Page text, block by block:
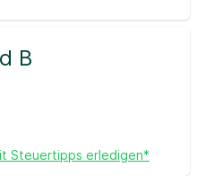
B
Steuertipps erledigen*